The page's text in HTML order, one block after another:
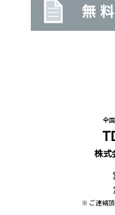
全
株式
※ ご連絡頂